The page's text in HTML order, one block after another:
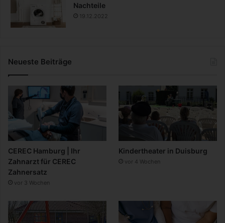
Nachteile
19.12.2022
Neueste Beiträge
CEREC Hamburg | Ihr
Zahnarzt für CEREC
Zahnersatz
vor 3 Wochen
Kindertheater in Duisburg
vor 4 Wochen